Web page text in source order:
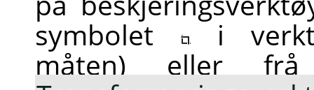
symbolet
i
måten) eller